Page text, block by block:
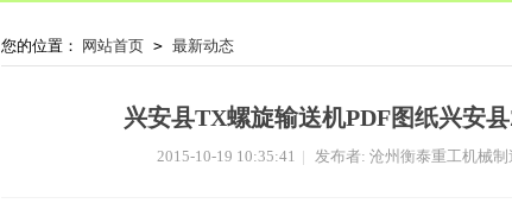
您的位置： 网站首页 > 最新动态
兴安县TX螺旋输送机PDF图纸兴安
2015-10-19 10:35:41 | 发布者: 沧州衡泰重工机械制